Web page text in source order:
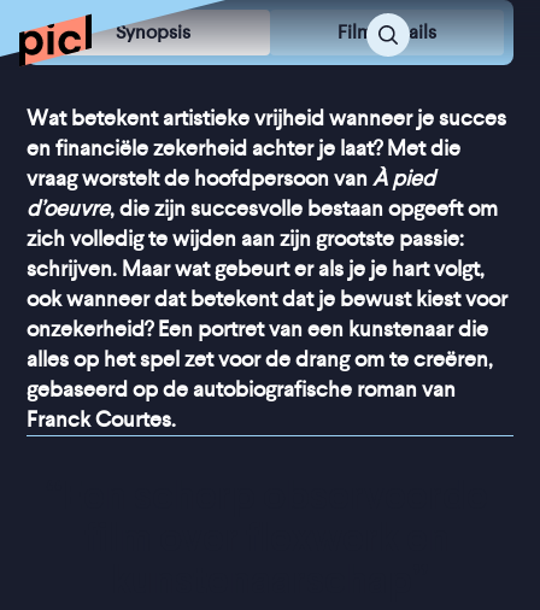
Synopsis Film Details
Wat betekent artistieke vrijheid wanneer je succes
en financiële zekerheid achter je laat? Met die
vraag worstelt de hoofdpersoon vanÀ pied
d’oeuvre, die zijn succesvolle bestaan opgeeft om
zich volledig te wijden aan zijn grootste passie:
schrijven. Maar wat gebeurt er als je je hart volgt,
ook wanneer dat betekent dat je bewust kiest voor
onzekerheid? Een portret van een kunstenaar die
alles op het spel zet voor de drang om te creëren,
gebaseerd op de autobiografische roman van
Franck Courtes.